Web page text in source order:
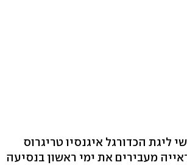
אנשי ליגת הכדורגל איגנסיו טריגרוס
ראייה מעבירים את ימי ראשון בנסיעה